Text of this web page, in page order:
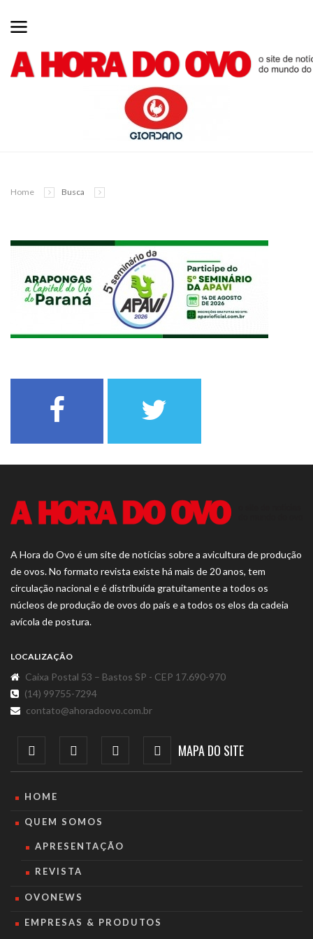
Home Busca
A Hora do Ovo é um site de notícias sobre a avicultura de produção
de ovos. No formato revista existe há mais de 20 anos, tem
circulação nacional e é distribuída gratuitamente a todos os
núcleos de produção de ovos do país e a todos os elos da cadeia
avícola de postura.
LOCALIZAÇÃO
Caixa Postal 53 – Bastos SP - CEP 17.690-970
(14) 99755-7294
contato@ahoradoovo.com.br
MAPA DO SITE
HOME
QUEM SOMOS
APRESENTAÇÃO
REVISTA
OVONEWS
EMPRESAS & PRODUTOS